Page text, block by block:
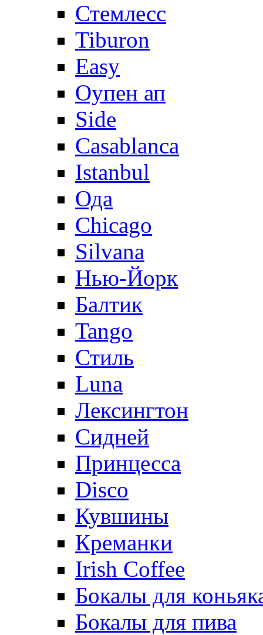
Стемлесс
Tiburon
Easy
Оупен ап
Side
Casablanca
Istanbul
Ода
Chicago
Silvana
Нью-Йорк
Балтик
Tango
Стиль
Luna
Лексингтон
Сидней
Принцесса
Disco
Кувшины
Креманки
Irish Coffee
Бокалы для
Бокалы для пива